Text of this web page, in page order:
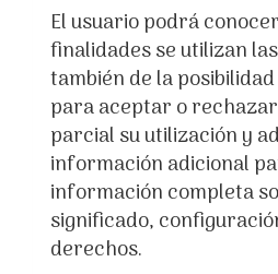
El usuario podrá
finalidades se utilizan
también de la
para aceptar o
parcial su utilización y
información adicional
información completa
significado,
derechos.